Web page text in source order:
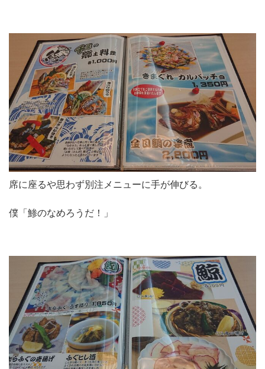
席に座るや思わず別注メニューに手が伸びる。
僕「鯵のなめろうだ！」